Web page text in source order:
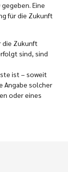
gegeben. Eine
für die Zukunft
die Zukunft
sind, sind
ist – soweit
Angabe solcher
oder eines